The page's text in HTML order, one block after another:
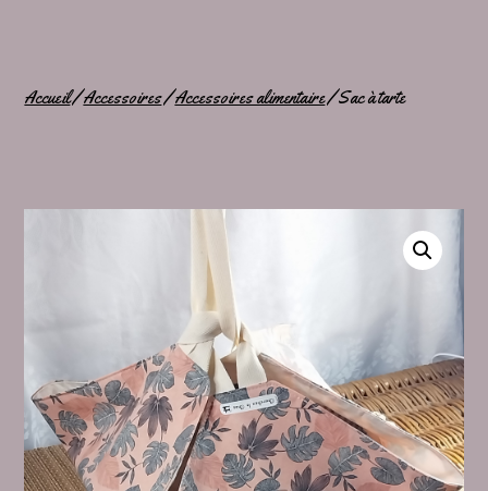
Accueil/Accessoires/Accessoires alimentaire/ Sac à tarte